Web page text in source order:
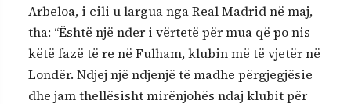
Arbeloa, i cili u largua nga Real Madrid në maj,
tha: “Është një nder i vërtetë për mua që po nis
këtë fazë të re në Fulham, klubin më të vjetër në
Londër. Ndjej një ndjenjë të madhe përgjegjësie
dhe jam thellësisht mirënjohës ndaj klubit për